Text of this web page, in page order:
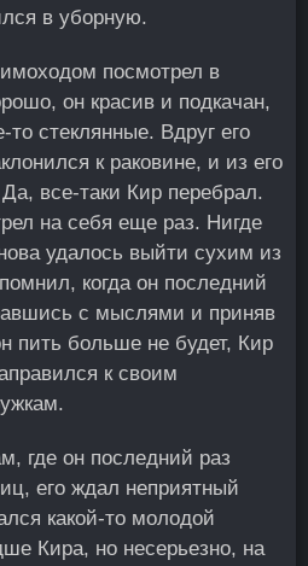
в уборную.
посмотрел в
он красив и подкачан,
то стеклянные. Вдруг его
к раковине, и из его
все-таки Кир перебрал.
на себя еще раз. Нигде
удалось выйти сухим из
когда он последний
с мыслями и приняв
пить больше не будет, Кир
к своим
где он последний раз
его ждал неприятный
какой-то молодой
Кира, но несерьезно, на